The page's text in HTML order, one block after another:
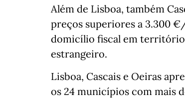
Além de Lisboa, também
preços superiores a 3.300
domicílio fiscal em
estrangeiro.
Lisboa, Cascais e Oeiras
os 24 municípios com mais